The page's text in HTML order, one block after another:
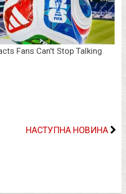
НАСТУПНА НОВИНА